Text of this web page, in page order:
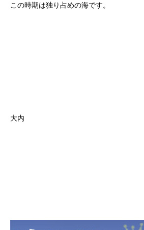
この時期は独り占めの海です。
大内